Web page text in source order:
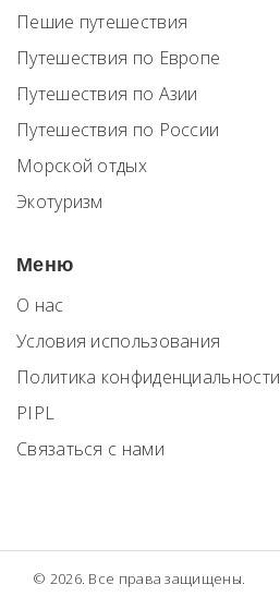
Пешие путешествия
Путешествия по Европе
Путешествия по Азии
Путешествия по России
Морской отдых
Экотуризм
Меню
О нас
Условия использования
Политика конфиденциальности
PIPL
Связаться с нами
© 2026. Все права защищены.